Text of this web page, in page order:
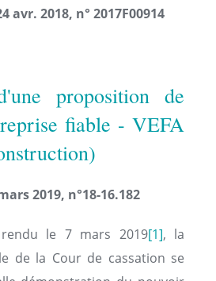
avr. 2018, n° 2017F00914
proposition de
fiable - VEFA
2019, n°18-16.182
le 7 mars 2019[1], la
de la Cour de cassation se